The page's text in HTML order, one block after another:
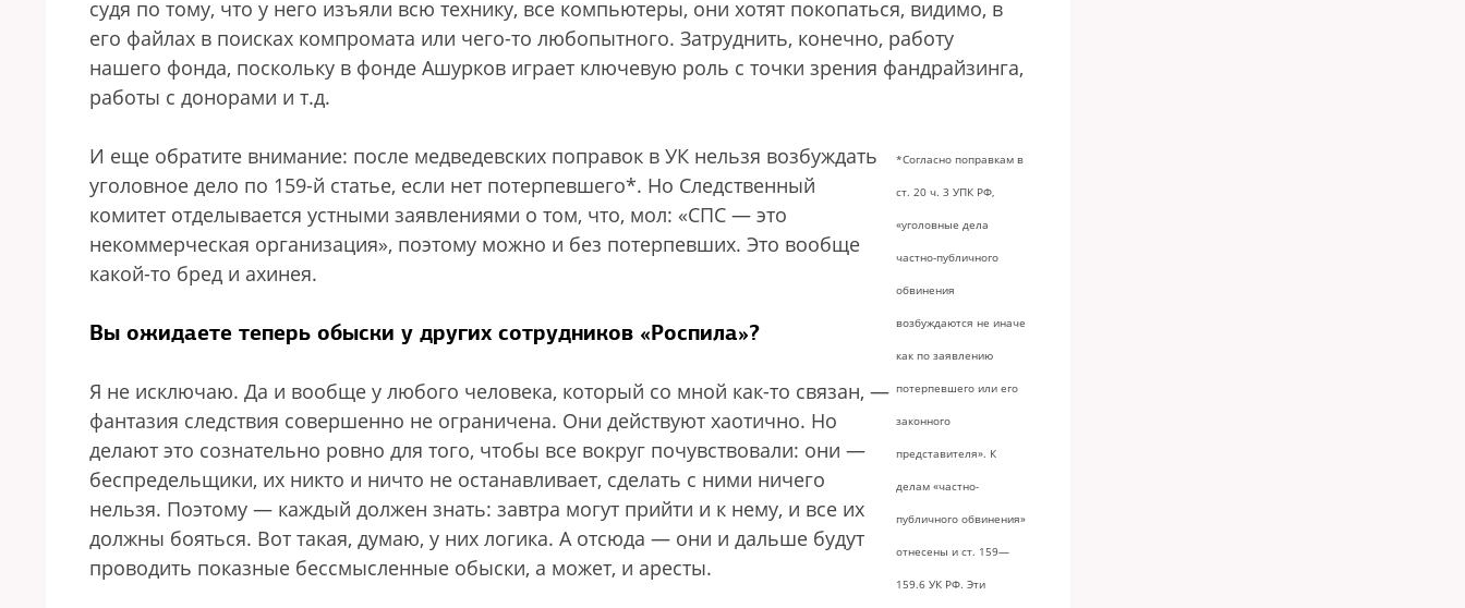
судя по тому, что у него изъяли всю технику, все компьютеры, они хотят покопаться, видимо, в
его файлах в поисках компромата или чего-то любопытного. Затруднить, конечно, работу
нашего фонда, поскольку в фонде Ашурков играет ключевую роль с точки зрения фандрайзинга,
работы с донорами и т.д.
*Согласно поправкам в
ст. 20 ч. 3 УПК РФ,
«уголовные дела
частно-публичного
обвинения
возбуждаются не иначе
как по заявлению
потерпевшего или его
законного
представителя». К
делам «частно-
публичного обвинения»
отнесены и ст. 159—
159.6 УК РФ. Эти
И еще обратите внимание: после медведевских поправок в УК нельзя возбуждать
уголовное дело по 159-й статье, если нет потерпевшего*. Но Следственный
комитет отделывается устными заявлениями о том, что, мол: «СПС — это
некоммерческая организация», поэтому можно и без потерпевших. Это вообще
какой-то бред и ахинея.
Вы ожидаете теперь обыски у других сотрудников «Роспила»?
Я не исключаю. Да и вообще у любого человека, который со мной как-то связан, —
фантазия следствия совершенно не ограничена. Они действуют хаотично. Но
делают это сознательно ровно для того, чтобы все вокруг почувствовали: они —
беспредельщики, их никто и ничто не останавливает, сделать с ними ничего
нельзя. Поэтому — каждый должен знать: завтра могут прийти и к нему, и все их
должны бояться. Вот такая, думаю, у них логика. А отсюда — они и дальше будут
проводить показные бессмысленные обыски, а может, и аресты.